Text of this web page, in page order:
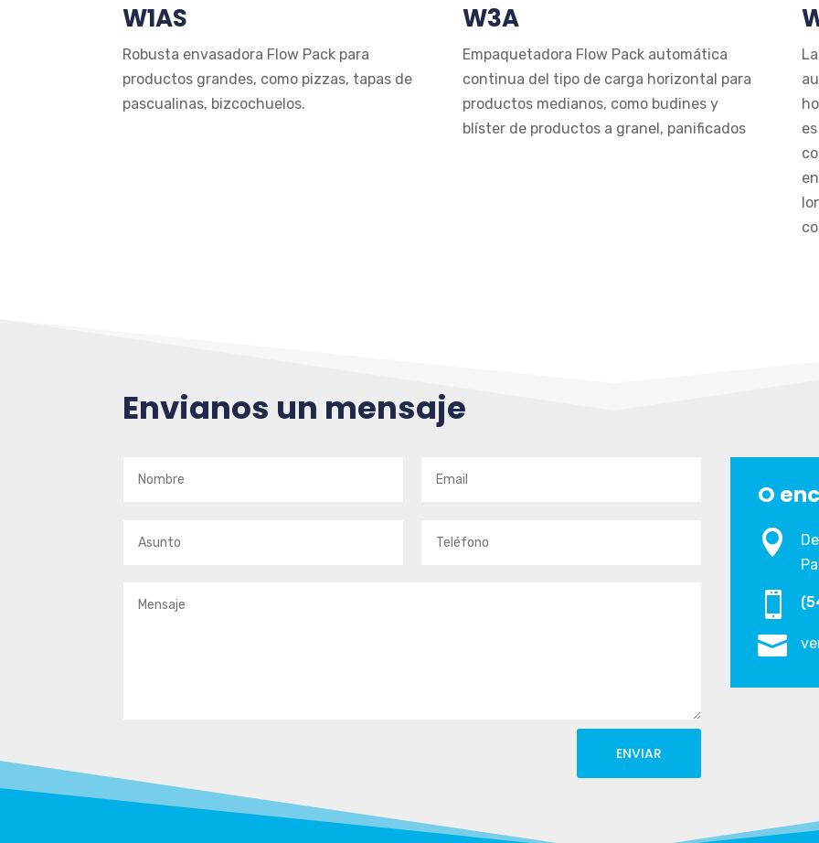
W1AS
Robusta envasadora Flow Pack para
productos grandes, como pizzas, tapas de
pascualinas, bizcochuelos.
W3A
Empaquetadora Flow Pack automática
continua del tipo de carga horizontal para
productos medianos, como budines y
blíster de productos a granel, panificados
Envianos un mensaje
ENVIAR
O


